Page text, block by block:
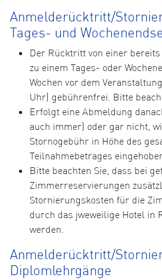
Anmelderücktritt/
Tages- und
Der Rücktritt von einer
zu einem Tages- oder
Wochen vor dem
Uhr) gebührenfrei. Bitte
Erfolgt eine Abmeldung
auch immer) oder gar nicht,
Stornogebühr in Höhe des
Teilnahmebetrages
Bitte beachten Sie, dass bei
Zimmerreservierungen
Stornierungskosten für die
durch das jweweilige Hotel in
werden.
Anmelderücktritt/
Diplomlehrgänge